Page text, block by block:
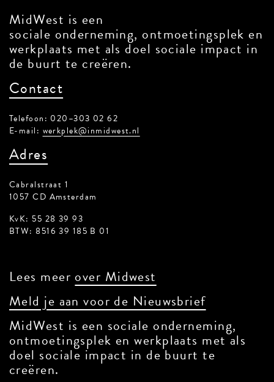
MidWest is een
sociale onderneming, ontmoetingsplek
en werkplaats met als doel sociale
impact in de buurt te creëren.
Contact
E-mail:werkplek@inmidwest.nl
Adres
1057 CD Amsterdam
BTW: 8516 39 185 B 01
Lees meer
over Midwest
Meld je aan voor de Nieuwsbrief
MidWest is een sociale onderneming,
ontmoetingsplek en werkplaats met als
doel sociale impact in de buurt te
creëren.